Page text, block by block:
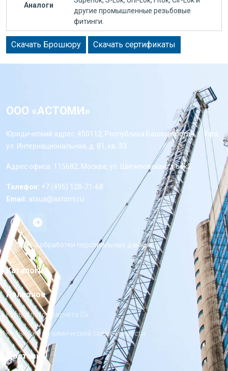
Аналоги
другие промышленные резьбовые
фитинги.
Скачать Брошюру Скачать сертификаты
ООО «АСТОМИ»
Юридический адрес: 450112, Республика Башкортостан, г. Уфа,
ул. Интернациональная, д. 81, кв. 33
Адрес офиса: 115682, Москва, ул. Шипиловская, д 64к2
Телефон: +7 (495) 128-71-68
Email: atxua@astomi.ru
Политика обработки персональных данных
Каталоги
Полезное
Калькулятор расчета Cv
Калькулятор химической совместимости
Доставка